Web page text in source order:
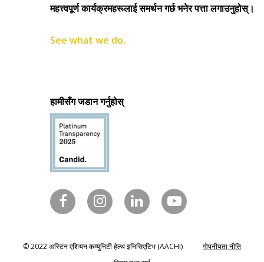
महत्त्वपूर्ण कार्यक्रमहरूलाई समर्थन गर्छ भनेर पत्ता लगाउनुहोस्।
See what we do.
हामीसँग जडान गर्नुहोस्
© 2022 अस्टिन एशियन कम्युनिटी हेल्थ इनिसिएटिभ (AACHI)
गोपनीयता नीति